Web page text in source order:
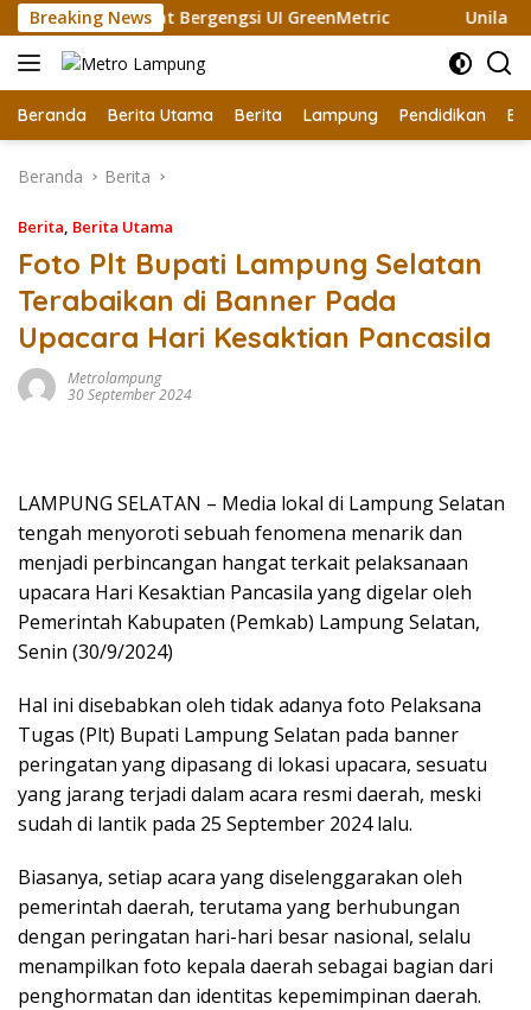
Langsung
ke
konten
Breaking News
Raih Sertifikat Bergengsi UI GreenMetric Unila
Beranda Berita Utama Berita Lampung Pendidikan
Beranda Berita
Berita, Berita Utama
Foto Plt Bupati Lampung Selatan
Terabaikan di Banner Pada
Upacara Hari Kesaktian Pancasila
Metrolampung
30 September 2024
LAMPUNG SELATAN – Media lokal di Lampung Selatan
tengah menyoroti sebuah fenomena menarik dan
menjadi perbincangan hangat terkait pelaksanaan
upacara Hari Kesaktian Pancasila yang digelar oleh
Pemerintah Kabupaten (Pemkab) Lampung Selatan,
Senin (30/9/2024)
Hal ini disebabkan oleh tidak adanya foto Pelaksana
Tugas (Plt) Bupati Lampung Selatan pada banner
peringatan yang dipasang di lokasi upacara, sesuatu
yang jarang terjadi dalam acara resmi daerah, meski
sudah di lantik pada 25 September 2024 lalu.
Biasanya, setiap acara yang diselenggarakan oleh
pemerintah daerah, terutama yang berhubungan
dengan peringatan hari-hari besar nasional, selalu
menampilkan foto kepala daerah sebagai bagian dari
penghormatan dan identitas kepemimpinan daerah.